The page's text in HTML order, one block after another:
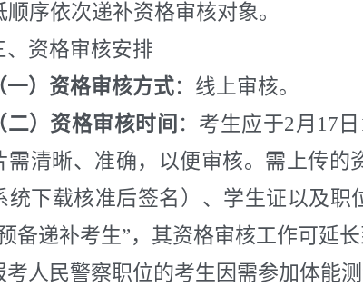
顺序依次递补资格审核对象。
、资格审核安排
一）资格审核方式： 线上审核。
二）资格审核时间 ： 考生应于2月17
需清晰、准确，以便审核。需上传
统下载核准后签名）、学生证以及职
备递补考生”，其资格审核工作可延
考人民警察职位的考生因需参加体能